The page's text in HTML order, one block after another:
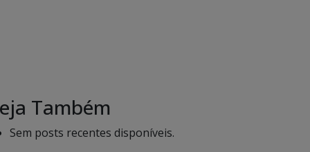
Também
Sem posts recentes disponíveis.